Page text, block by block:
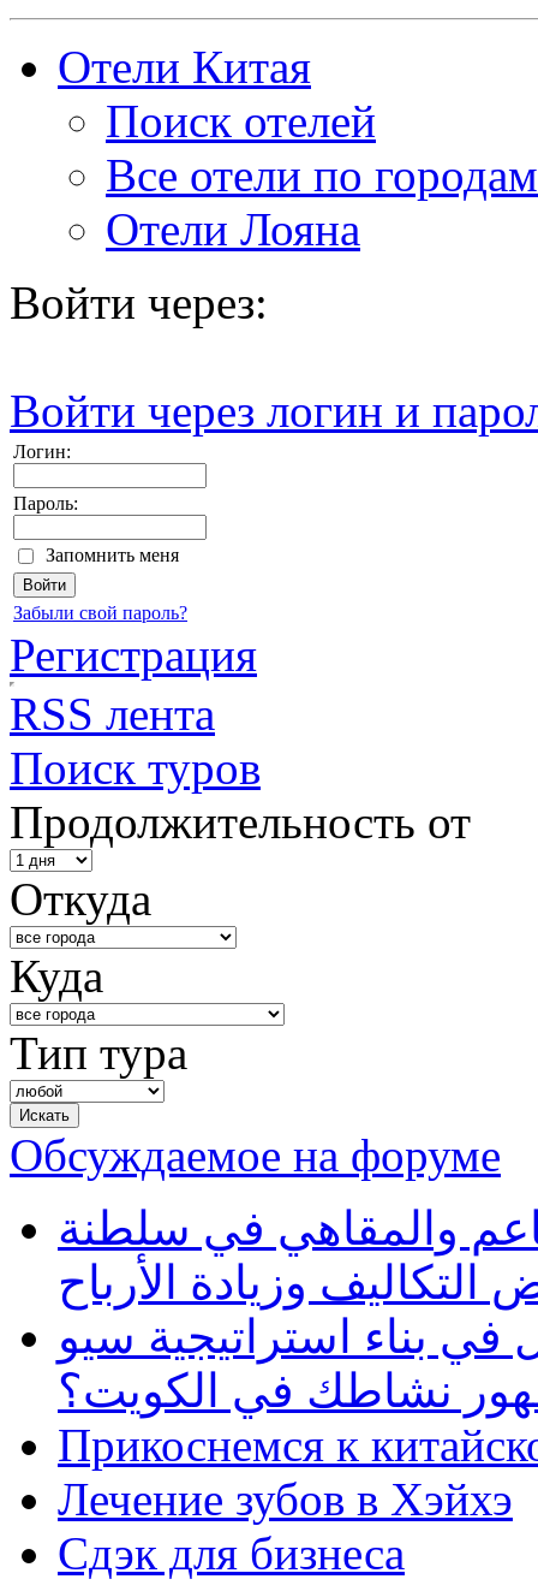
Отели Китая
Поиск отелей
Все отели по городам
Отели Лояна
Войти через:
Войти через логин и
Логин:
Пароль:
Запомнить меня
Забыли свой пароль?
Регистрация
RSS лента
Поиск туров
Продолжительность от
Откуда
Куда
Тип тура
Обсуждаемое на форуме
والمقاهي في سلطنة
وزيادة الأرباح
بناء استراتيجية سيو
نشاطك في الكويت؟
Прикоснемся к
Лечение зубов в Хэйхэ
Сдэк для бизнеса